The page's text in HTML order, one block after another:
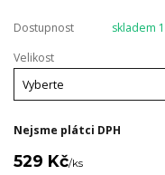
Dostupnost
skladem
Velikost
Nejsme plátci DPH
529 Kč/ks